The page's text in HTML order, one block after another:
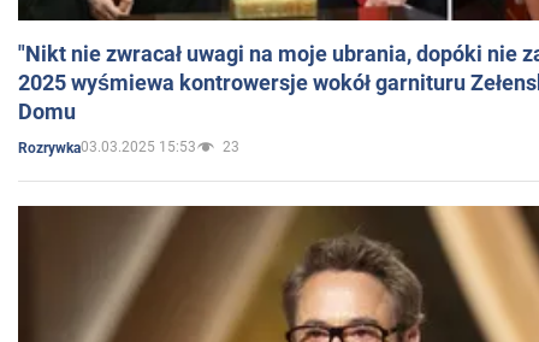
"Nikt nie zwracał uwagi na moje ubrania, dopóki nie
2025 wyśmiewa kontrowersje wokół garnituru
Domu
Rozrywka03.03.2025 15:53 23